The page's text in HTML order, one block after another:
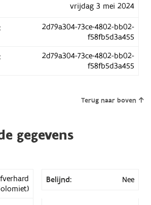
vrijdag 3 mei 2024
2d79a304-73ce-4802-bb02-
f58fb5d3a455
2d79a304-73ce-4802-bb02-
f58fb5d3a455
Terug naar boven
gegevens
Belijnd: Nee